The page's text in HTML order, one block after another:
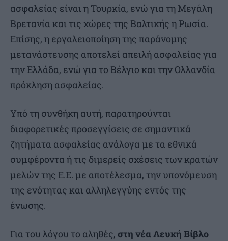
ασφαλείας είναι η Τουρκία, ενώ για τη Μεγάλη
Βρετανία και τις χώρες της Βαλτικής η Ρωσία.
Επίσης, η εργαλειοποίηση της παράνομης
μετανάστευσης αποτελεί απειλή ασφαλείας για
την Ελλάδα, ενώ για το Βέλγιο και την Ολλανδία
πρόκληση ασφαλείας.
Υπό τη συνθήκη αυτή, παρατηρούνται
διαφορετικές προσεγγίσεις σε σημαντικά
ζητήματα ασφαλείας ανάλογα με τα εθνικά
συμφέροντα ή τις διμερείς σχέσεις των κρατών
μελών της Ε.Ε. με αποτέλεσμα, την υπονόμευση
της ενότητας και αλληλεγγύης εντός της
ένωσης.
Για του λόγου το αληθές, στη νέα Λευκή Βίβλο